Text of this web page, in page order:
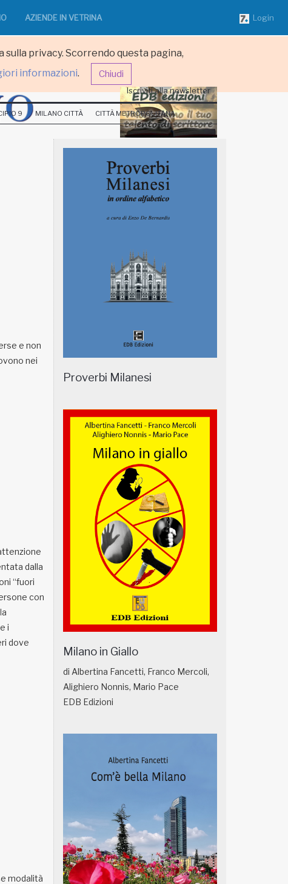
privacy. Scorrendo questa pagina,
informazioni. Chiudi
AZIENDE IN VETRINA Login
Iscriviti alla newsletter
9 MILANO CITTÀ CITTÀ METROPOLITANA
e non
nei
dalla
“fuori
con
i
dove
modalità
Proverbi Milanesi
Milano in Giallo
di Albertina Fancetti, Franco Mercoli,
Alighiero Nonnis, Mario Pace
EDB Edizioni